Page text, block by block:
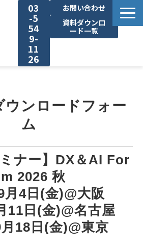
03
-5
54
9-
11
26
お問い合わせ
資料ダウンロ
ード一覧
ウンロードフォー
ム
ミナー】DX＆AI For
2026 秋
月4日(金)@大阪
11日(金)@名古屋
18日(金)@東京